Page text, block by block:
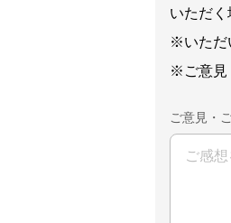
いただく
※いただ
※ご意見
ご意見・